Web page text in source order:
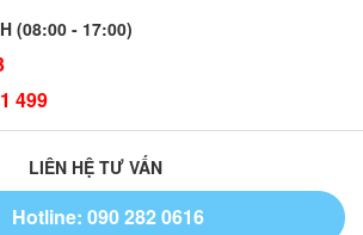
(08:00 - 17:00)
499
LIÊN HỆ TƯ VẤN
Hotline: 090 282 0616